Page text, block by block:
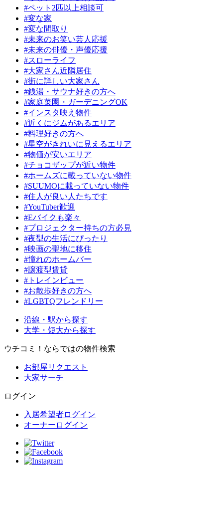
#ペット2匹以上相談可
#変な家
#変な間取り
#未来のお笑い芸人応援
#未来の俳優・声優応援
#スローライフ
#大家さん近隣居住
#街に詳しい大家さん
#銭湯・サウナ好きの方へ
#家庭菜園・ガーデニングOK
#インスタ映え物件
#近くにジムがあるエリア
#料理好きの方へ
#星空がきれいに見えるエリア
#物価が安いエリア
#チョコザップが近い物件
#ホームズに載っていない物件
#SUUMOに載っていない物件
#住人が良い人たちです
#YouTuber歓迎
#Eバイクも楽々
#プロジェクター持ちの方必見
#夜型の生活にぴったり
#映画の聖地に移住
#憧れのホームバー
#譲渡型賃貸
#トレインビュー
#お散歩好きの方へ
#LGBTQフレンドリー
沿線・駅から探す
大学・短大から探す
ウチコミ！ならではの物件検索
お部屋リクエスト
大家サーチ
ログイン
入居希望者ログイン
オーナーログイン